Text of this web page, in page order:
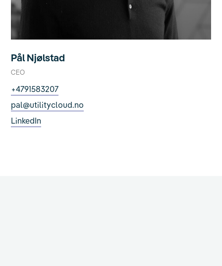
Pål Njølstad
CEO
+4791583207
pal@utilitycloud.no
LinkedIn